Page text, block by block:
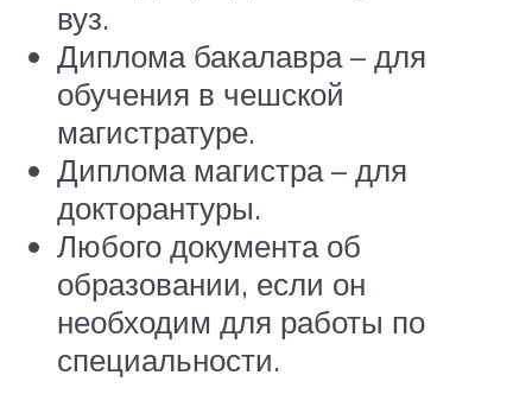
вуз.
Диплома бакалавра – для
обучения в чешской
магистратуре.
Диплома магистра – для
докторантуры.
Любого документа об
образовании, если он
необходим для работы по
специальности.